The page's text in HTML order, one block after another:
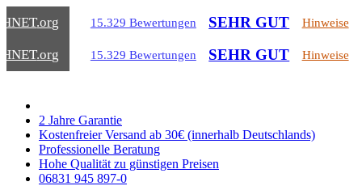
.org 15.329 Bewertungen SEHR GUT Hinweise
.org 15.329 Bewertungen SEHR GUT Hinweise
2 Jahre Garantie
Kostenfreier Versand ab 30€ (innerhalb Deutschlands)
Professionelle Beratung
Hohe Qualität zu günstigen Preisen
06831 945 897-0